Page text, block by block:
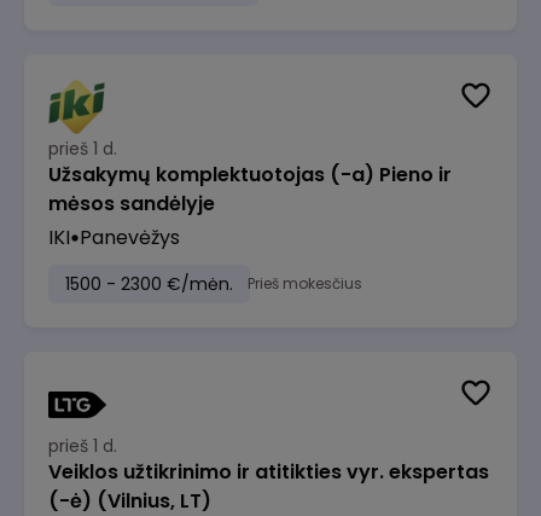
prieš 1 d.
Užsakymų komplektuotojas (-a) Pieno ir
mėsos sandėlyje
IKI Panevėžys
1500 - 2300 €/mėn. Prieš mokesčius
prieš 1 d.
Veiklos užtikrinimo ir atitikties vyr. ekspertas
(-ė) (Vilnius, LT)